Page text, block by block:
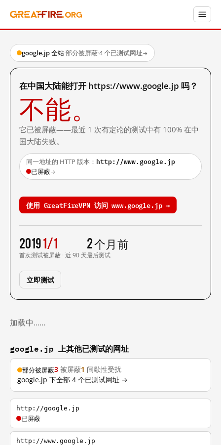
google.jp 全站·部分被屏蔽·4 个已测试网址→
在中国大陆能打开 https://www.google.jp 吗？
不能。
它已被屏蔽——最近 1 次有定论的测试中有 100% 在中
国大陆失败。
同一地址的 HTTP 版本： http://www.google.jp
已屏蔽→
使用 GreatFireVPN 访问 www.google.jp →
2019
首次测试
1/1
被屏蔽 · 近 90 天
2 个月前
最后测试
立即测试
加载中……
google.jp 上其他已测试的网址
部分被屏蔽3 被屏蔽1 间歇性受扰
google.jp 下全部 4 个已测试网址 →
http://google.jp
已屏蔽
http://www.google.jp